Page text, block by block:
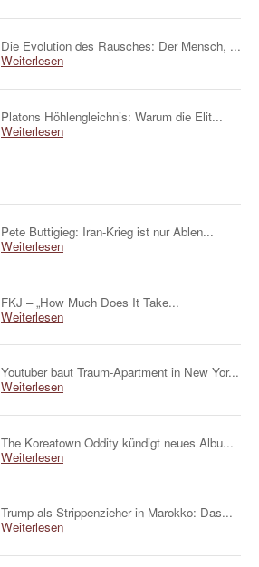
Die Evolution des Rausches: Der Mensch, ...
Weiterlesen
Platons Höhlengleichnis: Warum die Elit...
Weiterlesen
Pete Buttigieg: Iran-Krieg ist nur Ablen...
Weiterlesen
FKJ – „How Much Does It Take...
Weiterlesen
Youtuber baut Traum-Apartment in New Yor...
Weiterlesen
The Koreatown Oddity kündigt neues Albu...
Weiterlesen
Trump als Strippenzieher in Marokko: Das...
Weiterlesen